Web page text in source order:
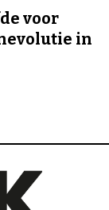
voor
in